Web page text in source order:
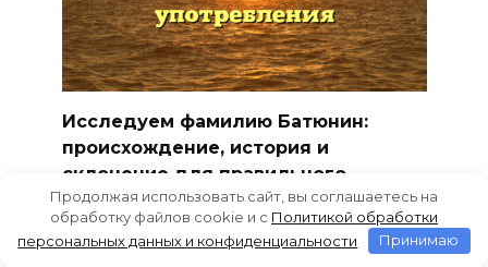
Исследуем фамилию Батюнин:
происхождение, история и
склонение для правильного
употребления
Фамилия Батюнин: происхождение,
история и правильное
Продолжая использовать сайт, вы соглашаетесь на
обработку файлов cookie и c Политикой обработки
персональных данных и конфиденциальности
Принимаю